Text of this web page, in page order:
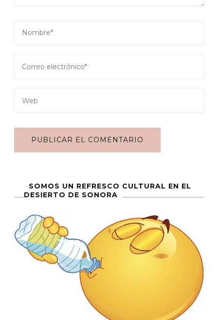
SOMOS UN REFRESCO CULTURAL EN EL
DESIERTO DE SONORA